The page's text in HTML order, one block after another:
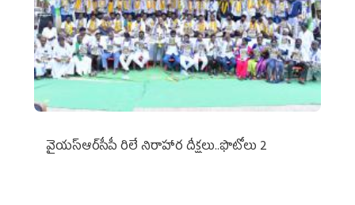
వైయ‌స్ఆర్‌సీపీ రిలే నిరాహార దీక్షలు..ఫొటోలు 2